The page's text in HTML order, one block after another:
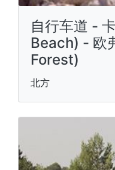
自行车道 -
Beach) - 欧
Forest)
北方